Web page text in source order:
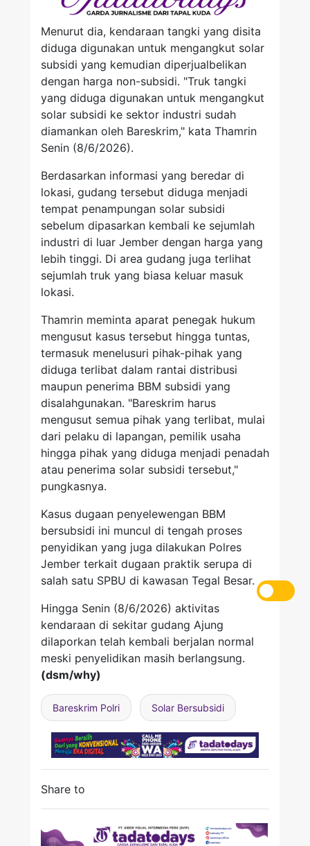
Menurut dia, kendaraan tangki yang disita
diduga digunakan untuk mengangkut solar
subsidi yang kemudian diperjualbelikan
dengan harga non-subsidi. "Truk tangki
yang diduga digunakan untuk mengangkut
solar subsidi ke sektor industri sudah
diamankan oleh Bareskrim," kata Thamrin
Senin (8/6/2026).
Berdasarkan informasi yang beredar di
lokasi, gudang tersebut diduga menjadi
tempat penampungan solar subsidi
sebelum dipasarkan kembali ke sejumlah
industri di luar Jember dengan harga yang
lebih tinggi. Di area gudang juga terlihat
sejumlah truk yang biasa keluar masuk
lokasi.
Thamrin meminta aparat penegak hukum
mengusut kasus tersebut hingga tuntas,
termasuk menelusuri pihak-pihak yang
diduga terlibat dalam rantai distribusi
maupun penerima BBM subsidi yang
disalahgunakan. "Bareskrim harus
mengusut semua pihak yang terlibat, mulai
dari pelaku di lapangan, pemilik usaha
hingga pihak yang diduga menjadi penadah
atau penerima solar subsidi tersebut,"
pungkasnya.
Kasus dugaan penyelewengan BBM
bersubsidi ini muncul di tengah proses
penyidikan yang juga dilakukan Polres
Jember terkait dugaan praktik serupa di
salah satu SPBU di kawasan Tegal Besar.
Hingga Senin (8/6/2026) aktivitas
kendaraan di sekitar gudang Ajung
dilaporkan telah kembali berjalan normal
meski penyelidikan masih berlangsung.
(dsm/why)
Bareskrim Polri Solar Bersubsidi
Share to